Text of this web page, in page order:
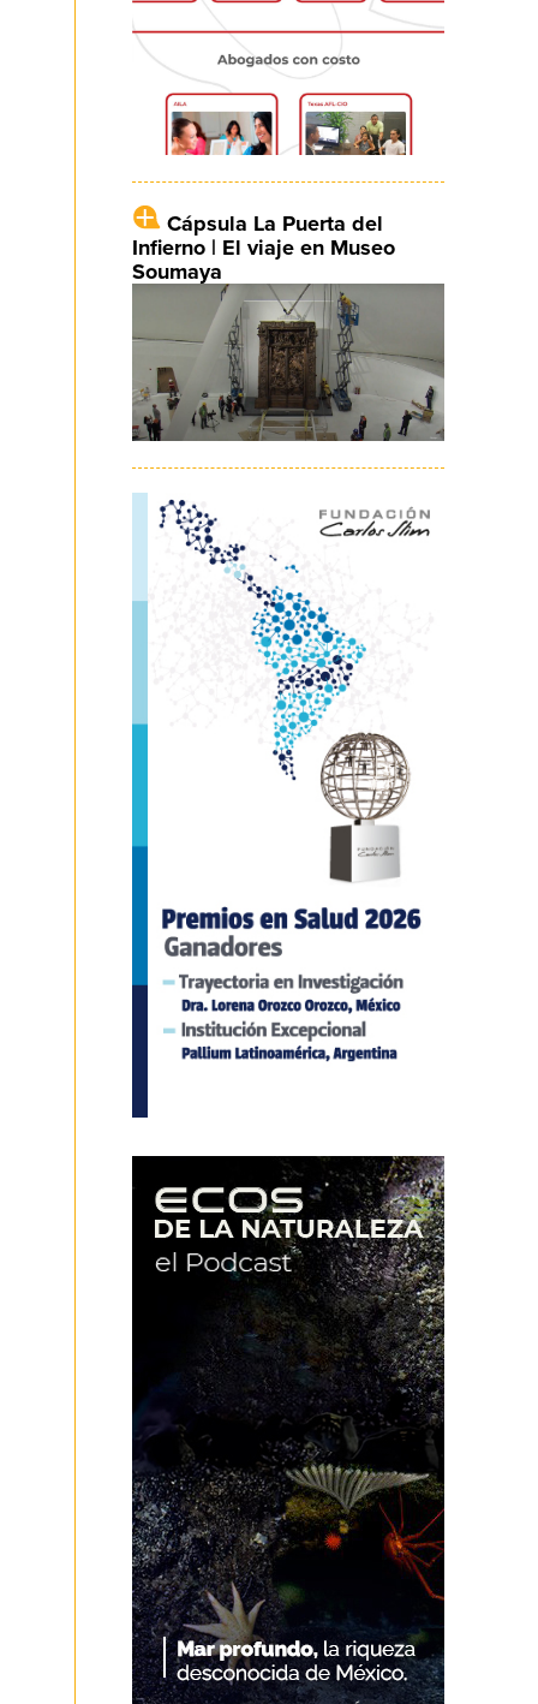
Cápsula La Puerta del
Infierno | El viaje en Museo
Soumaya